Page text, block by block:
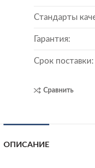
Стандарты
Гарантия:
Срок поставки:
Сравнить
ОПИСАНИЕ